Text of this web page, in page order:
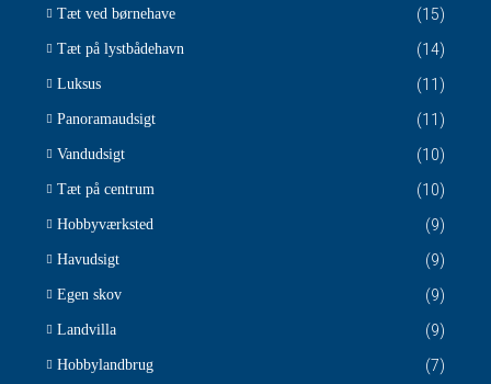
Tæt ved børnehave (15)
Tæt på lystbådehavn (14)
Luksus (11)
Panoramaudsigt (11)
Vandudsigt (10)
Tæt på centrum (10)
Hobbyværksted (9)
Havudsigt (9)
Egen skov (9)
Landvilla (9)
Hobbylandbrug (7)